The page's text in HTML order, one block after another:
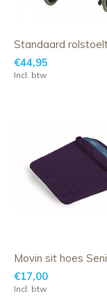
Standaard
€44,95
Incl. btw
Movin sit hoes
€17,00
Incl. btw